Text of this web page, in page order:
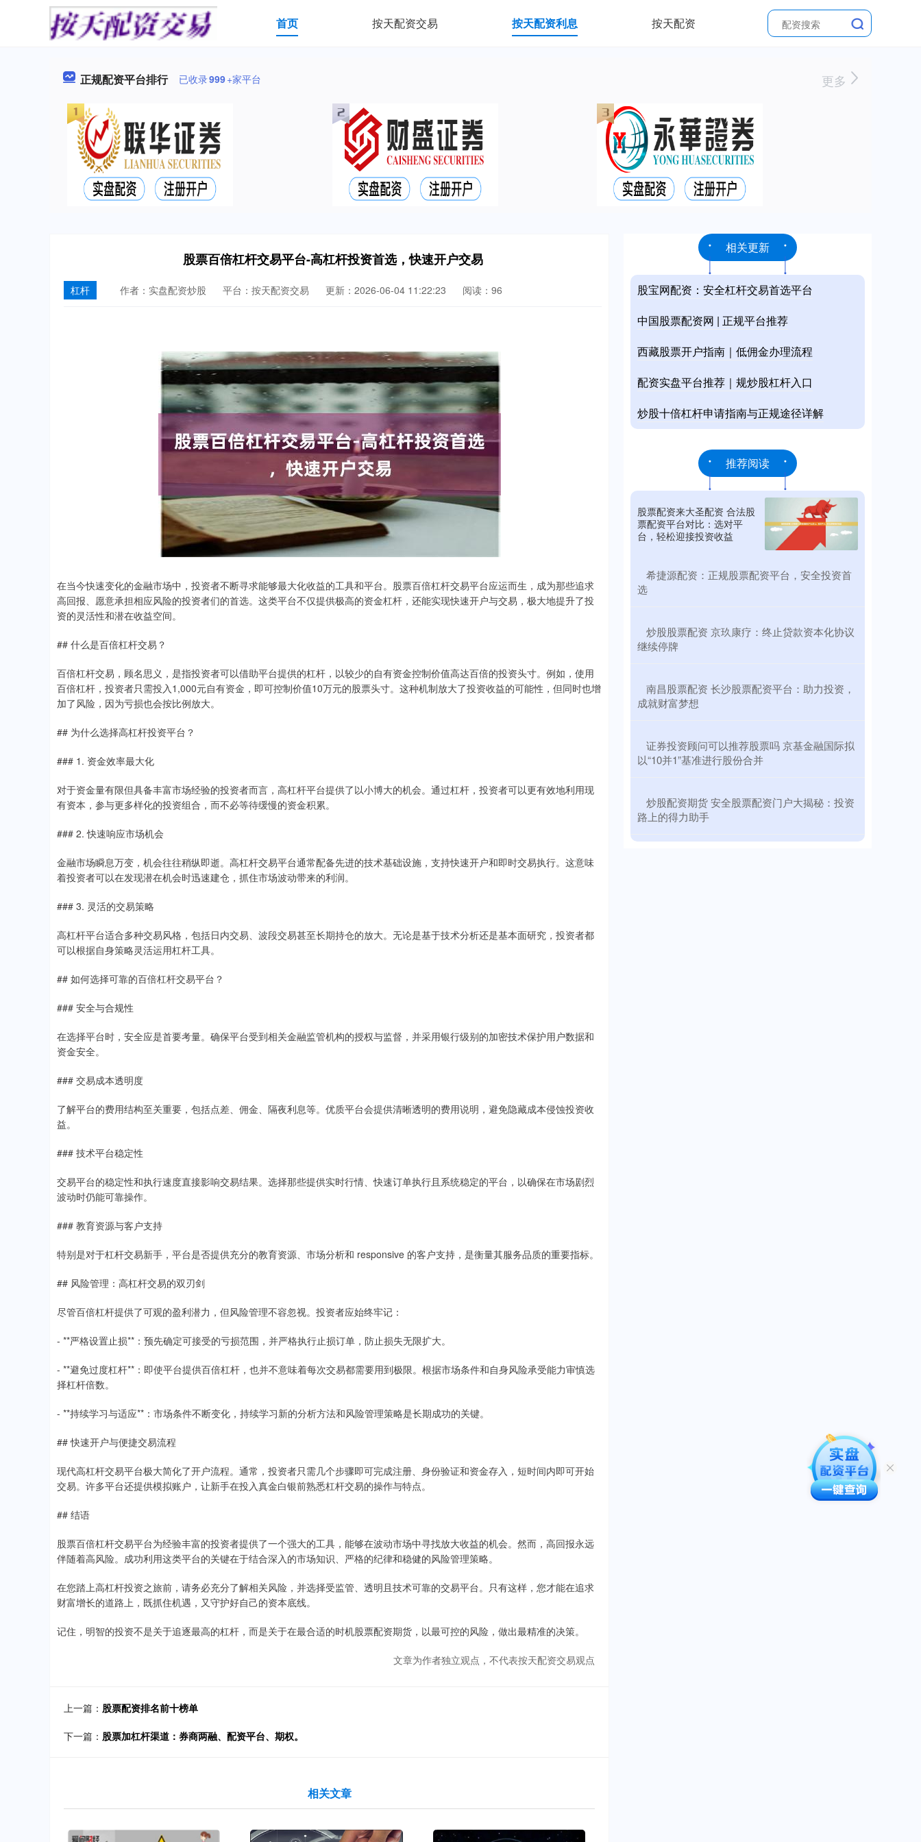
首页 按天配资交易 按天配资利息 按天配资
正规配资平台排行 已收录999+家平台 更多
股票百倍杠杆交易平台-高杠杆投资首选，快速开户交易
杠杆 作者：实盘配资炒股 平台：按天配资交易 更新：2026-06-04 11:22:23 阅读：96
在当今快速变化的金融市场中，投资者不断寻求能够最大化收益的工具和平台。股票百倍杠杆交易平台应运而生，成为那些追求
高回报、愿意承担相应风险的投资者们的首选。这类平台不仅提供极高的资金杠杆，还能实现快速开户与交易，极大地提升了投
资的灵活性和潜在收益空间。
## 什么是百倍杠杆交易？
百倍杠杆交易，顾名思义，是指投资者可以借助平台提供的杠杆，以较少的自有资金控制价值高达百倍的投资头寸。例如，使用
百倍杠杆，投资者只需投入1,000元自有资金，即可控制价值10万元的股票头寸。这种机制放大了投资收益的可能性，但同时也增
加了风险，因为亏损也会按比例放大。
## 为什么选择高杠杆投资平台？
### 1. 资金效率最大化
对于资金量有限但具备丰富市场经验的投资者而言，高杠杆平台提供了以小博大的机会。通过杠杆，投资者可以更有效地利用现
有资本，参与更多样化的投资组合，而不必等待缓慢的资金积累。
### 2. 快速响应市场机会
金融市场瞬息万变，机会往往稍纵即逝。高杠杆交易平台通常配备先进的技术基础设施，支持快速开户和即时交易执行。这意味
着投资者可以在发现潜在机会时迅速建仓，抓住市场波动带来的利润。
### 3. 灵活的交易策略
高杠杆平台适合多种交易风格，包括日内交易、波段交易甚至长期持仓的放大。无论是基于技术分析还是基本面研究，投资者都
可以根据自身策略灵活运用杠杆工具。
## 如何选择可靠的百倍杠杆交易平台？
### 安全与合规性
在选择平台时，安全应是首要考量。确保平台受到相关金融监管机构的授权与监督，并采用银行级别的加密技术保护用户数据和
资金安全。
### 交易成本透明度
了解平台的费用结构至关重要，包括点差、佣金、隔夜利息等。优质平台会提供清晰透明的费用说明，避免隐藏成本侵蚀投资收
益。
### 技术平台稳定性
交易平台的稳定性和执行速度直接影响交易结果。选择那些提供实时行情、快速订单执行且系统稳定的平台，以确保在市场剧烈
波动时仍能可靠操作。
### 教育资源与客户支持
特别是对于杠杆交易新手，平台是否提供充分的教育资源、市场分析和 responsive 的客户支持，是衡量其服务品质的重要指标。
## 风险管理：高杠杆交易的双刃剑
尽管百倍杠杆提供了可观的盈利潜力，但风险管理不容忽视。投资者应始终牢记：
- **严格设置止损**：预先确定可接受的亏损范围，并严格执行止损订单，防止损失无限扩大。
- **避免过度杠杆**：即使平台提供百倍杠杆，也并不意味着每次交易都需要用到极限。根据市场条件和自身风险承受能力审慎选
择杠杆倍数。
- **持续学习与适应**：市场条件不断变化，持续学习新的分析方法和风险管理策略是长期成功的关键。
## 快速开户与便捷交易流程
现代高杠杆交易平台极大简化了开户流程。通常，投资者只需几个步骤即可完成注册、身份验证和资金存入，短时间内即可开始
交易。许多平台还提供模拟账户，让新手在投入真金白银前熟悉杠杆交易的操作与特点。
## 结语
股票百倍杠杆交易平台为经验丰富的投资者提供了一个强大的工具，能够在波动市场中寻找放大收益的机会。然而，高回报永远
伴随着高风险。成功利用这类平台的关键在于结合深入的市场知识、严格的纪律和稳健的风险管理策略。
在您踏上高杠杆投资之旅前，请务必充分了解相关风险，并选择受监管、透明且技术可靠的交易平台。只有这样，您才能在追求
财富增长的道路上，既抓住机遇，又守护好自己的资本底线。
记住，明智的投资不是关于追逐最高的杠杆，而是关于在最合适的时机股票配资期货，以最可控的风险，做出最精准的决策。
文章为作者独立观点，不代表按天配资交易观点
上一篇： 股票配资排名前十榜单
下一篇： 股票加杠杆渠道：券商两融、配资平台、期权。
相关文章
相关更新
股宝网配资：安全杠杆交易首选平台
中国股票配资网 | 正规平台推荐
西藏股票开户指南｜低佣金办理流程
配资实盘平台推荐｜规炒股杠杆入口
炒股十倍杠杆申请指南与正规途径详解
推荐阅读
股票配资来大圣配资 合法股
票配资平台对比：选对平
台，轻松迎接投资收益
​希捷源配资：正规股票配资平台，安全投资首
选
​炒股股票配资 京玖康疗：终止贷款资本化协议
继续停牌
​南昌股票配资 长沙股票配资平台：助力投资，
成就财富梦想
​证券投资顾问可以推荐股票吗 京基金融国际拟
以“10并1”基准进行股份合并
​炒股配资期货 安全股票配资门户大揭秘：投资
路上的得力助手